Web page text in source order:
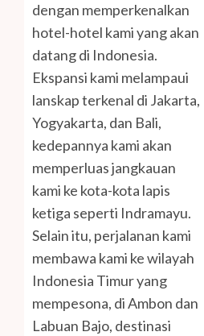
dengan memperkenalkan
hotel-hotel kami yang akan
datang di Indonesia.
Ekspansi kami melampaui
lanskap terkenal di Jakarta,
Yogyakarta, dan Bali,
kedepannya kami akan
memperluas jangkauan
kami ke kota-kota lapis
ketiga seperti Indramayu.
Selain itu, perjalanan kami
membawa kami ke wilayah
Indonesia Timur yang
mempesona, di Ambon dan
Labuan Bajo, destinasi